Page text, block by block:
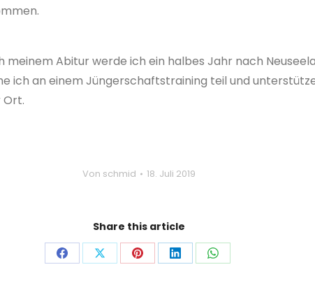
meinem Abitur werde ich ein halbes Jahr nach
ich an einem Jüngerschaftstraining teil und
Ort.
Von schmid 18. Juli 2019
Share this article